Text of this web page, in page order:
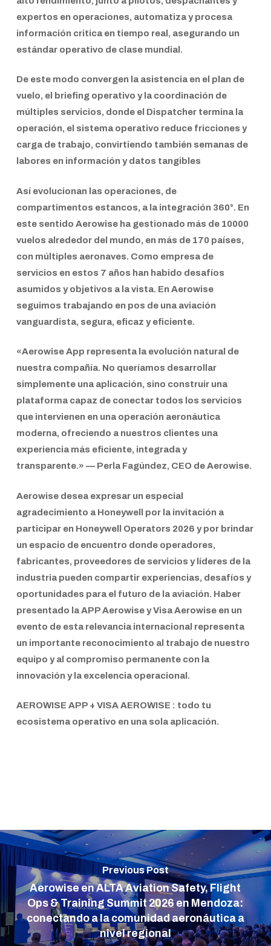
expertos en operaciones, automatiza y procesa
información critica en tiempo real, asegurando un
estándar operativo de clase mundial.
De este modo convergen la asistencia en el plan de
vuelo, el briefing operativo y la coordinación de
múltiples servicios, donde el Dispatcher termina la
operación, el sistema operativo reduce fricciones y
carga de trabajo, convirtiendo también semanas de
labores en información y datos tangibles
Así evolucionan las operaciones, de
compartimentos estancos, a la integración 360°. En
este sentido Aerowiseha gestionado más de 10000
vuelos alrededor del mundo, en más de 170 países,
con múltiples aeronaves. Como empresa de
servicios en estos 7 años han habido desafíos
asumidos y objetivos a la vista. En Aerowise
seguimos trabajando en pos de una aviación
vanguardista, segura, eficaz y eficiente.
«Aerowise App representa la evolución natural de
nuestra compañía. No queríamos desarrollar
simplemente una aplicación, sino construir una
plataforma capaz de conectar todos los servicios
que intervienen en una operación aeronáutica
moderna, ofreciendo a nuestros clientes una
experiencia más eficiente, integrada y
transparente.» — Perla Fagúndez, CEO de Aerowise.
Aerowisedesea expresar un especial
agradecimiento a Honeywell por la invitación a
participar en Honeywell Operators 2026 y por brindar
un espacio de encuentro donde operadores,
fabricantes, proveedores de servicios y líderes de la
industria pueden compartir experiencias, desafíos y
oportunidades para el futuro de la aviación. Haber
presentado laAPP AerowiseyVisa Aerowiseen un
evento de esta relevancia internacional representa
un importante reconocimiento al trabajo de nuestro
equipo y al compromiso permanente con la
innovación y la excelencia operacional.
AEROWISE APP + VISA AEROWISE : todo tu
ecosistema operativo en una sola aplicación.
Previous Post
Aerowise en ALTA Aviation Safety, Flight
Ops & Training Summit 2026 en Mendoza:
conectando a la comunidad aeronáutica a
nivel regional